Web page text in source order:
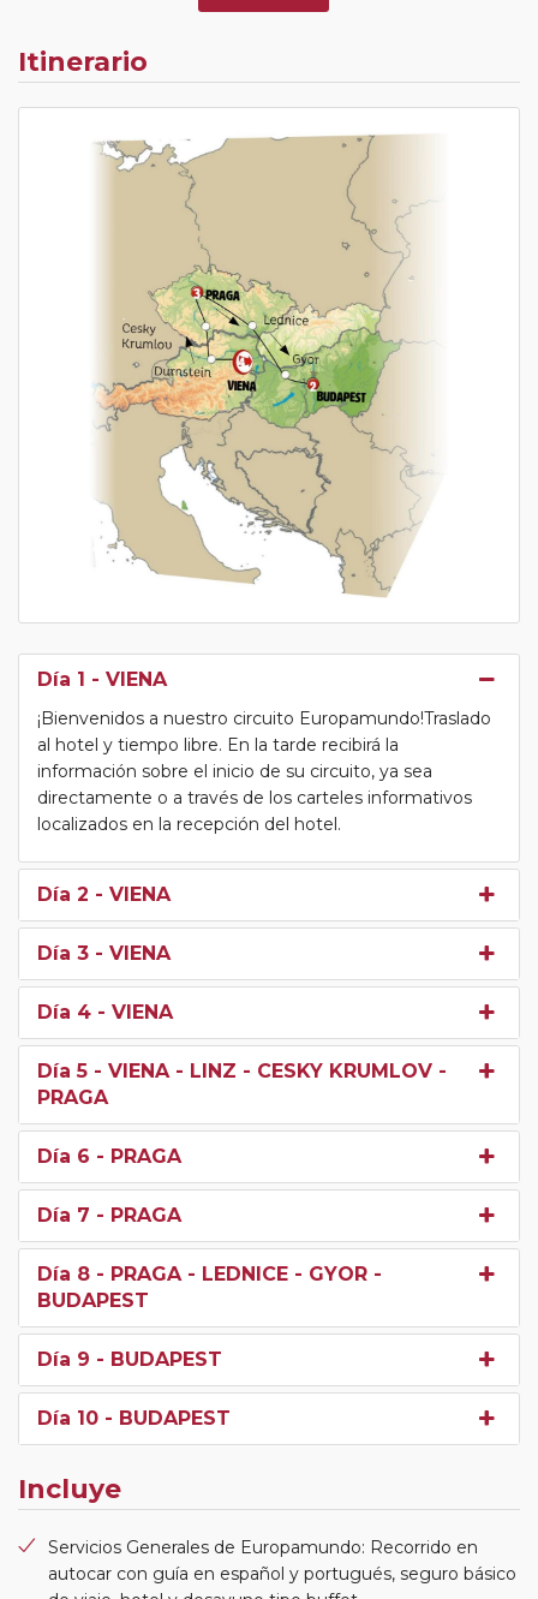
Itinerario
Día 1 - VIENA
¡Bienvenidos a nuestro circuito Europamundo!Traslado
al hotel y tiempo libre. En la tarde recibirá la
información sobre el inicio de su circuito, ya sea
directamente o a través de los carteles informativos
localizados en la recepción del hotel.
Día 2 - VIENA
Día 3 - VIENA
Día 4 - VIENA
Día 5 - VIENA - LINZ - CESKY KRUMLOV -
PRAGA
Día 6 - PRAGA
Día 7 - PRAGA
Día 8 - PRAGA - LEDNICE - GYOR -
BUDAPEST
Día 9 - BUDAPEST
Día 10 - BUDAPEST
Incluye
Servicios Generales de Europamundo: Recorrido en
autocar con guía en español y portugués, seguro básico